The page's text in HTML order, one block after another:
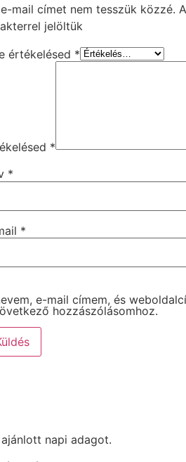
mail címet nem tesszük közzé.
jelöltük
értékelésed *
*
*
*
e-mail címem, és
hozzászólásomhoz.
napi adagot.